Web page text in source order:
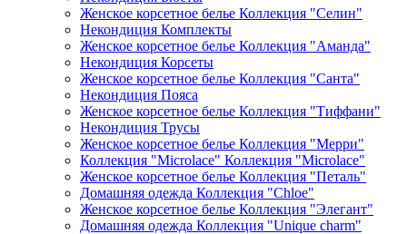
Женское корсетное белье Коллекция "Селин"
Некондиция Комплекты
Женское корсетное белье Коллекция "Аманда"
Некондиция Корсеты
Женское корсетное белье Коллекция "Санта"
Некондиция Пояса
Женское корсетное белье Коллекция "Тиффани"
Некондиция Трусы
Женское корсетное белье Коллекция "Мерри"
Коллекция "Microlace" Коллекция "Microlace"
Женское корсетное белье Коллекция "Петаль"
Домашняя одежда Коллекция "Chloe"
Женское корсетное белье Коллекция "Элегант"
Домашняя одежда Коллекция "Unique charm"